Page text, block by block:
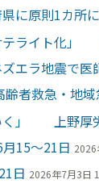
県に原則1カ
テライト化
エラ地震で医
者救急・地
く」 上野厚
15～21日
日 2026年7月3日